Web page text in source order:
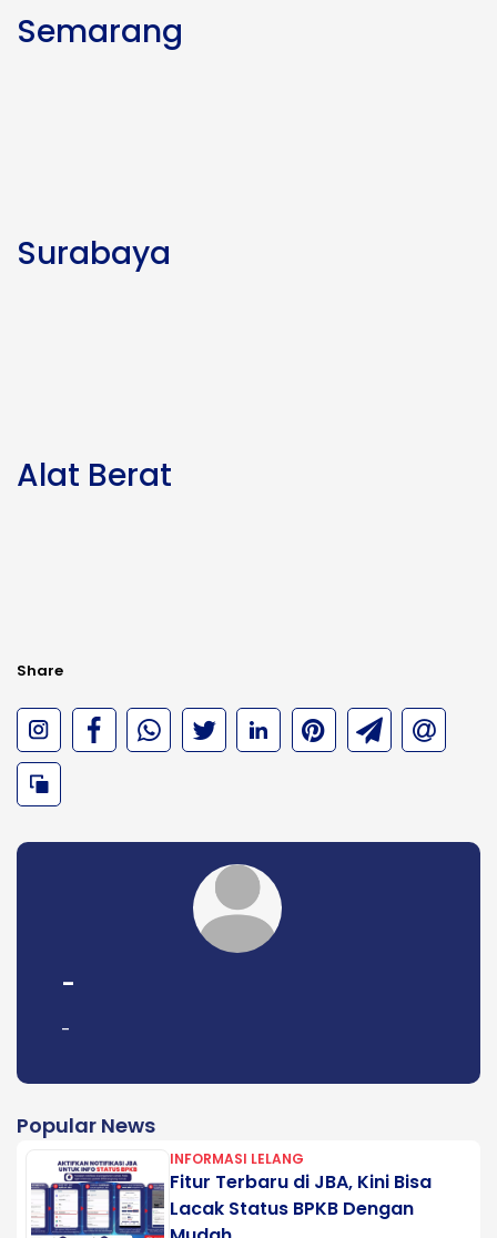
Semarang
Surabaya
Alat Berat
Share
-
-
Popular News
INFORMASI LELANG
Fitur Terbaru di JBA, Kini Bisa
Lacak Status BPKB Dengan